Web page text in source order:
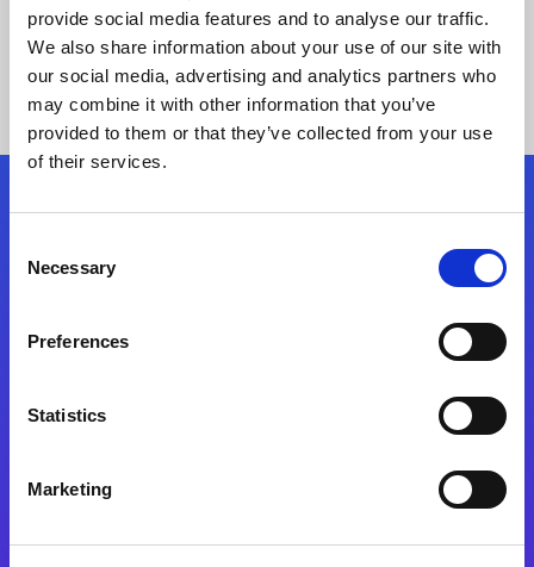
provide social media features and to analyse our traffic.
We also share information about your use of our site with
our social media, advertising and analytics partners who
may combine it with other information that you’ve
provided to them or that they’ve collected from your use
of their services.
Selection
Necessary
Preferences
Statistics
Marketing
Kövessen minket!